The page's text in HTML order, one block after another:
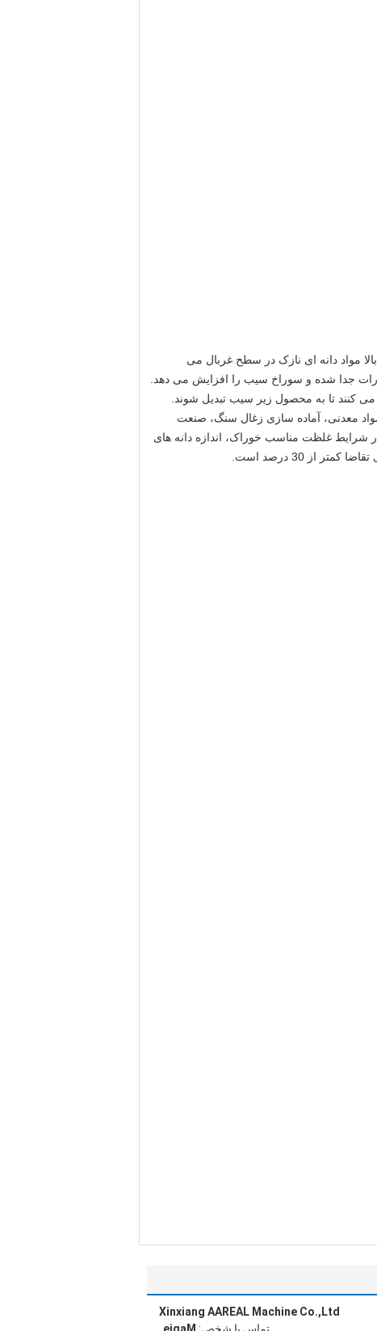
مواد دانه ای نازک در سطح غربال می
جدا شده و سوراخ سیب را افزایش می دهد.
کنند تا به محصول زیر سیب تبدیل شوند.
معدنی، آماده سازی زغال سنگ، صنعت
آجر، مواد غذایی،داروسازی، تولید قلیایی، کود شیمیایی، تولید کاغذ و غیره. کارایی غربالگری بیش از 70٪ در شرایط غلظت مناسب خوراک، اندازه دانه های
Xinxiang AAREAL Machine Co.,Ltd